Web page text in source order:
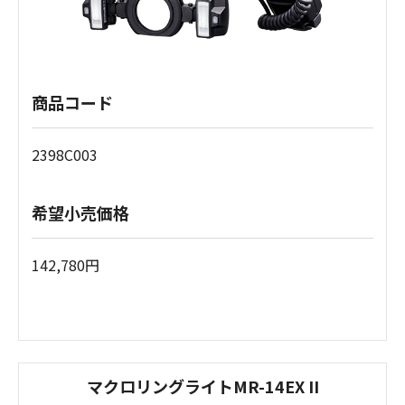
商品コード
2398C003
希望小売価格
142,780円
マクロリングライトMR-14EX II